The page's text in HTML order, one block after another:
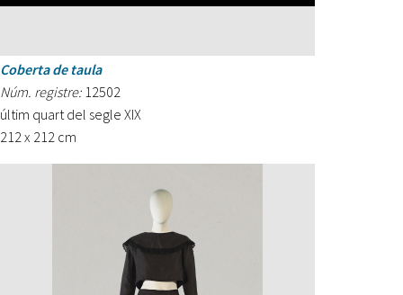
Coberta de taula
Núm. registre: 12502
últim quart del segle XIX
212 x 212 cm